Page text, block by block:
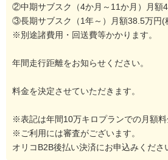
②中期サブスク（4か月～11か月）月額
③長期サブスク（1年～）月額38.5万円(
※別途諸費用・回送費等かかります。
年間走行距離をお知らせください。
料金を決定させていただきます。
※表記は年間10万キロプランでの月額料
※ご利用には審査がございます。
オリコB2B後払い決済にお申込みくださ